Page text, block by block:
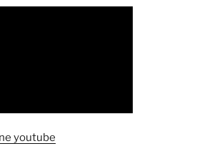
youtube